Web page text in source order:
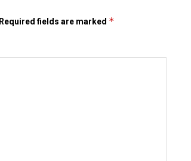
Required fields are marked *